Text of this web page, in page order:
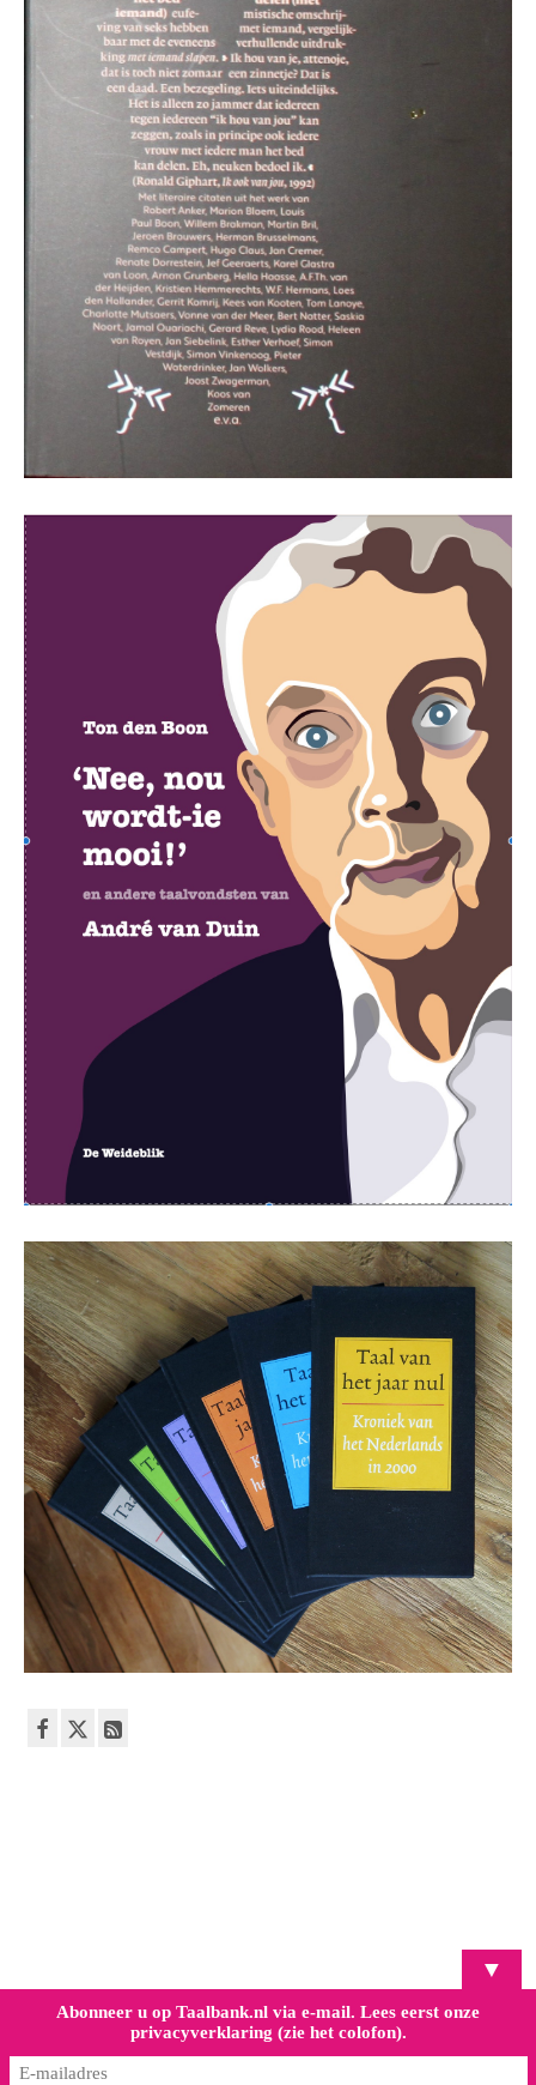
▼
Abonneer u op Taalbank.nl via e-mail. Lees eerst onze
privacyverklaring (zie het colofon).